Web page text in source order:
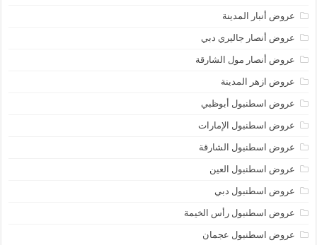
عروض أنبار المدينة
عروض أنصار جاليري دبي
عروض أنصار مول الشارقة
عروض ازهر المدينة
عروض اسطنبول أبوظبي
عروض اسطنبول الإمارات
عروض اسطنبول الشارقة
عروض اسطنبول العين
عروض اسطنبول دبي
عروض اسطنبول رأس الخيمة
عروض اسطنبول عجمان